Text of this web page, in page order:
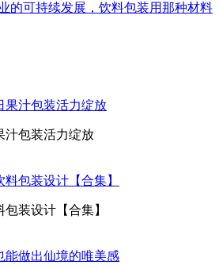
的可持续发展，饮料包装用那种材料
汁包装活力绽放
装设计【合集】